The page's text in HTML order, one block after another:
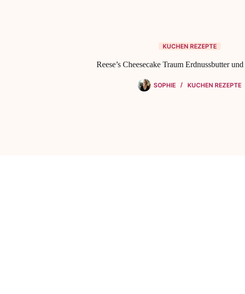
KUCHEN REZEPTE
Reese’s Cheesecake Traum Erdnussbutter
SOPHIE KUCHEN REZEPTE